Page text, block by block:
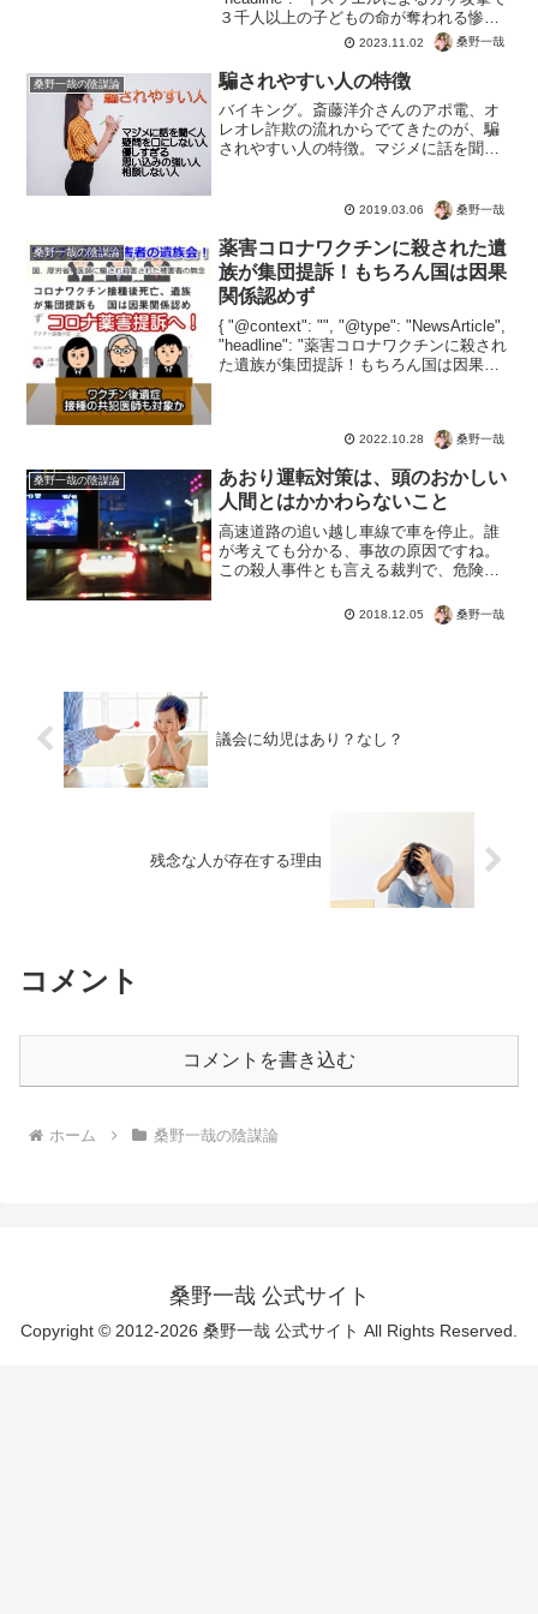
３千人以上の子どもの命が奪われる惨劇",
"image": [ "" ], "datePublished...
2023.11.02 桑野一哉
桑野一哉の陰謀論 騙されやすい人の特徴
バイキング。斎藤洋介さんのアポ電、オ
レオレ詐欺の流れからでてきたのが、騙
されやすい人の特徴。マジメに話を聞く
く人は、ちゃんと詐欺のストーリーを効
2019.03.06 桑野一哉
桑野一哉の陰謀論
薬害コロナワクチンに殺された遺
族が集団提訴！もちろん国は因果
関係認めず
{ "@context": "", "@type": "NewsArticle",
"headline": "薬害コロナワクチンに殺され
た遺族が集団提訴！もちろん国は因果関
2022.10.28 桑野一哉
桑野一哉の陰謀論
あおり運転対策は、頭のおかしい
人間とはかかわらないこと
高速道路の追い越し車線で車を停止。誰
が考えても分かる、事故の原因ですね。
この殺人事件とも言える裁判で、危険運
然だろ！ むしろどう見ても殺人罪。で
も弁護側は、法律的に運転していないの
2018.12.05 桑野一哉
議会に幼児はあり？なし？
残念な人が存在する理由
コメント
コメントを書き込む
ホーム 桑野一哉の陰謀論
桑野一哉 公式サイト
Copyright © 2012-2026 桑野一哉 公式サイト All Rights Reserved.